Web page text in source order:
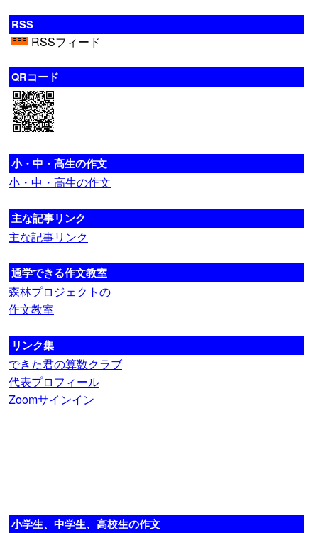
RSS
RSSフィード
QRコード
小・中・高生の作文
小・中・高生の作文
主な記事リンク
主な記事リンク
通学できる作文教室
森林プロジェクトの
作文教室
リンク集
できた君の算数クラブ
代表プロフィール
Zoomサインイン
小学生、中学生、高校生の作文